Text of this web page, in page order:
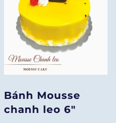
Bánh Mousse
chanh leo 6″